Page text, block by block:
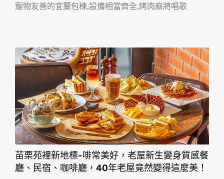
寵物友善的宜蘭包棟,設備相當齊全,烤肉麻將唱歌
苗栗苑裡新地標-啡常美好，老屋新生變身質感餐
廳、民宿、咖啡廳，40年老屋竟然變得這麼美！